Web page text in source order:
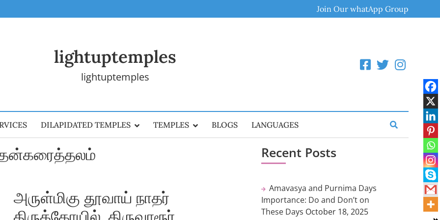
Join Our whatApp Group
lightuptemples
lightuptemples
DILAPIDATED TEMPLES TEMPLES BLOGS LANGUAGES
அருள்மிகு தூவாய் நாதர்
Recent Posts
Amavasya and Purnima Days
Importance: Do and Don’t on
These Days October 18, 2025